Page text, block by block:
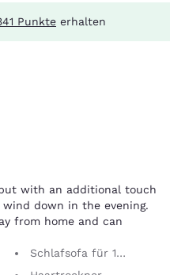
Punkte erhalten
with an additional touch
down in the evening.
from home and can
Schlafsofa für 1 Person